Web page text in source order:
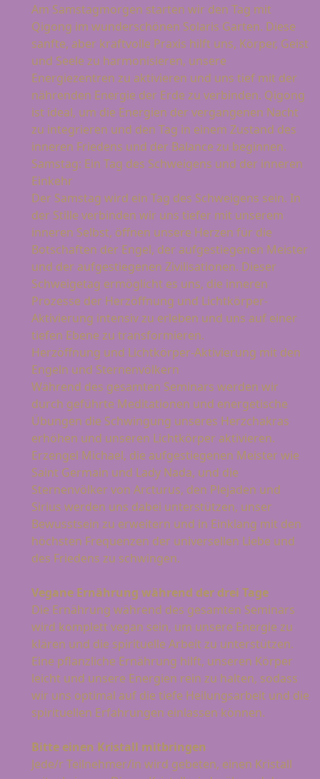
Am Samstagmorgen starten wir den Tag mit
Qigong im wunderschönen Solaris Garten. Diese
sanfte, aber kraftvolle Praxis hilft uns, Körper, Geist
und Seele zu harmonisieren, unsere
Energiezentren zu aktivieren und uns tief mit der
nährenden Energie der Erde zu verbinden. Qigong
ist ideal, um die Energien der vergangenen Nacht
zu integrieren und den Tag in einem Zustand des
inneren Friedens und der Balance zu beginnen.
Samstag: Ein Tag des Schweigens und der inneren
Einkehr
Der Samstag wird ein Tag des Schweigens sein. In
der Stille verbinden wir uns tiefer mit unserem
inneren Selbst, öffnen unsere Herzen für die
Botschaften der Engel, der aufgestiegenen Meister
und der aufgestiegenen Zivilisationen. Dieser
Schweigetag ermöglicht es uns, die inneren
Prozesse der Herzöffnung und Lichtkörper-
Aktivierung intensiv zu erleben und uns auf einer
tiefen Ebene zu transformieren.
Herzöffnung und Lichtkörper-Aktivierung mit den
Engeln und Sternenvölkern
Während des gesamten Seminars werden wir
durch geführte Meditationen und energetische
Übungen die Schwingung unseres Herzchakras
erhöhen und unseren Lichtkörper aktivieren.
Erzengel Michael, die aufgestiegenen Meister wie
Saint Germain und Lady Nada, und die
Sternenvölker von Arcturus, den Plejaden und
Sirius werden uns dabei unterstützen, unser
Bewusstsein zu erweitern und in Einklang mit den
höchsten Frequenzen der universellen Liebe und
des Friedens zu schwingen.
Vegane Ernährung während der drei Tage
Die Ernährung während des gesamten Seminars
wird komplett vegan sein, um unsere Energie zu
klären und die spirituelle Arbeit zu unterstützen.
Eine pflanzliche Ernährung hilft, unseren Körper
leicht und unsere Energien rein zu halten, sodass
wir uns optimal auf die tiefe Heilungsarbeit und die
spirituellen Erfahrungen einlassen können.
Bitte einen Kristall mitbringen
Jede/r Teilnehmer/in wird gebeten, einen Kristall